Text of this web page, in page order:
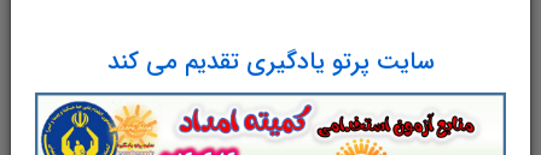
سایت پرتو یادگیری تقدیم می کند
تجمیع، جمع بندی و مرور سریع متناسب با
سرفصل های اعلامی آزمون استخدامی آموزش و
پرورشطراحی و تدوین شده است.